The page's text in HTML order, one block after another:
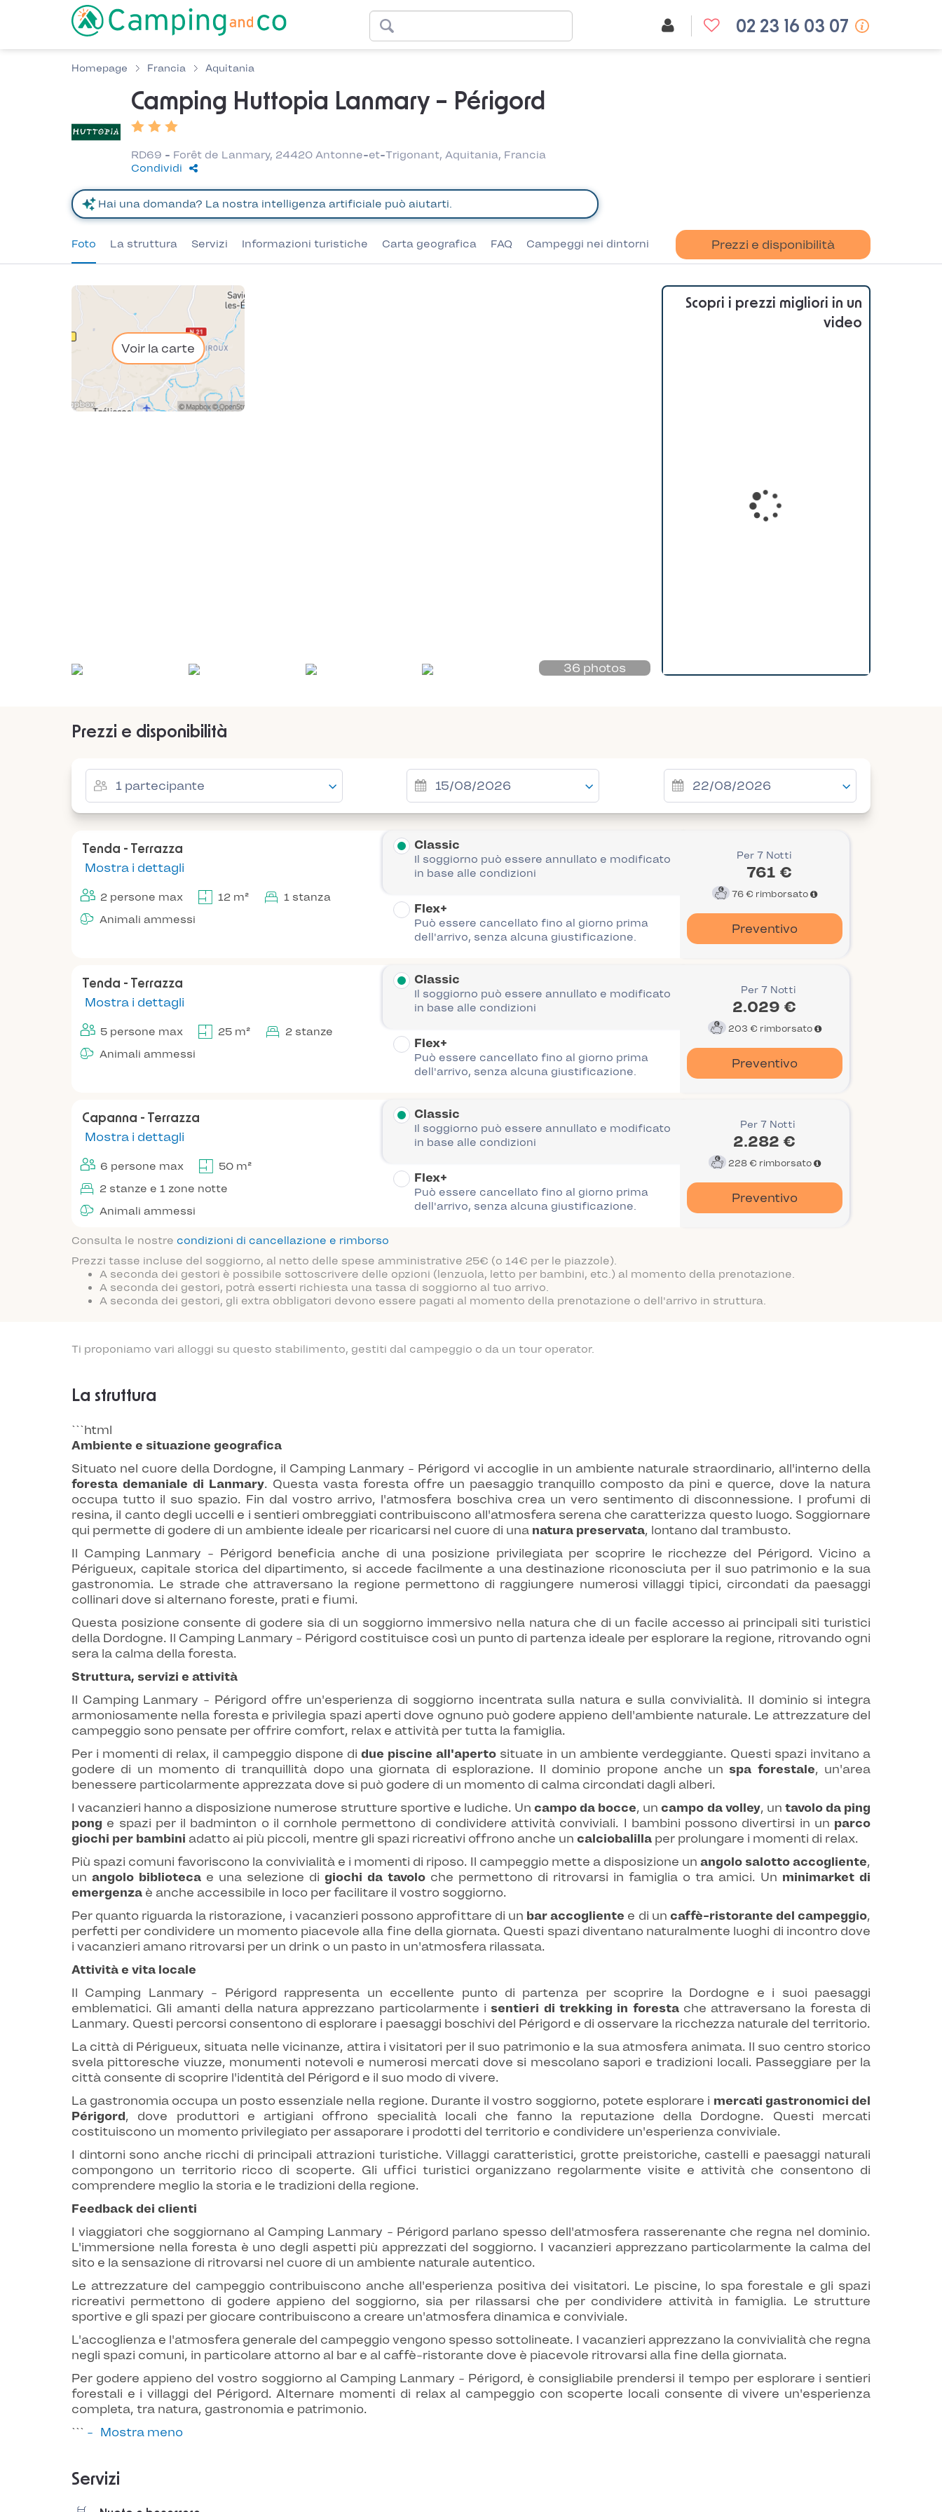
02 23 16 03 07
Homepage Francia Aquitania
Camping Huttopia Lanmary – Périgord
RD69 - Forêt de Lanmary, 24420 Antonne-et-Trigonant, Aquitania, Francia
Condividi
Foto La struttura Servizi Informazioni turistiche Carta geografica FAQ Campeggi nei dintorni Prezzi e disponibilità
Voir la carte
36 photos
Scopri i prezzi migliori in un
video
Prezzi e disponibilità
Tenda - Terrazza
Mostra i dettagli
2 persone max 12 m²
1 stanza
Animali ammessi
Classic
Il soggiorno può essere annullato e modificato
in base alle condizioni
Flex+
Può essere cancellato fino al giorno prima
dell'arrivo, senza alcuna giustificazione.
Per 7 Notti
761 €
76 € rimborsato
Preventivo
Tenda - Terrazza
Mostra i dettagli
5 persone max 25 m²
2 stanze
Animali ammessi
Classic
Il soggiorno può essere annullato e modificato
in base alle condizioni
Flex+
Può essere cancellato fino al giorno prima
dell'arrivo, senza alcuna giustificazione.
Per 7 Notti
2.029 €
203 € rimborsato
Preventivo
Capanna - Terrazza
Mostra i dettagli
6 persone max
50 m²
2 stanze e 1 zone notte
Animali ammessi
Classic
Il soggiorno può essere annullato e modificato
in base alle condizioni
Flex+
Può essere cancellato fino al giorno prima
dell'arrivo, senza alcuna giustificazione.
Per 7 Notti
2.282 €
228 € rimborsato
Preventivo
Consulta le nostre condizioni di cancellazione e rimborso
Prezzi tasse incluse del soggiorno, al netto delle spese amministrative 25€ (o 14€ per le piazzole).
A seconda dei gestori è possibile sottoscrivere delle opzioni (lenzuola, letto per bambini, etc.) al momento della prenotazione.
A seconda dei gestori, potrà esserti richiesta una tassa di soggiorno al tuo arrivo.
A seconda dei gestori, gli extra obbligatori devono essere pagati al momento della prenotazione o dell'arrivo in struttura.
Ti proponiamo vari alloggi su questo stabilimento, gestiti dal campeggio o da un tour operator.
La struttura
```html
Ambiente e situazione geografica
Situato nel cuore della Dordogne, il Camping Lanmary - Périgord vi accoglie in un ambiente naturale straordinario, all'interno della
foresta demaniale di Lanmary. Questa vasta foresta offre un paesaggio tranquillo composto da pini e querce, dove la natura
occupa tutto il suo spazio. Fin dal vostro arrivo, l'atmosfera boschiva crea un vero sentimento di disconnessione. I profumi di
resina, il canto degli uccelli e i sentieri ombreggiati contribuiscono all'atmosfera serena che caratterizza questo luogo. Soggiornare
qui permette di godere di un ambiente ideale per ricaricarsi nel cuore di una natura preservata, lontano dal trambusto.
Il Camping Lanmary - Périgord beneficia anche di una posizione privilegiata per scoprire le ricchezze del Périgord. Vicino a
Périgueux, capitale storica del dipartimento, si accede facilmente a una destinazione riconosciuta per il suo patrimonio e la sua
gastronomia. Le strade che attraversano la regione permettono di raggiungere numerosi villaggi tipici, circondati da paesaggi
collinari dove si alternano foreste, prati e fiumi.
Questa posizione consente di godere sia di un soggiorno immersivo nella natura che di un facile accesso ai principali siti turistici
della Dordogne. Il Camping Lanmary - Périgord costituisce così un punto di partenza ideale per esplorare la regione, ritrovando ogni
sera la calma della foresta.
Struttura, servizi e attività
Il Camping Lanmary - Périgord offre un'esperienza di soggiorno incentrata sulla natura e sulla convivialità. Il dominio si integra
armoniosamente nella foresta e privilegia spazi aperti dove ognuno può godere appieno dell'ambiente naturale. Le attrezzature del
campeggio sono pensate per offrire comfort, relax e attività per tutta la famiglia.
Per i momenti di relax, il campeggio dispone di due piscine all'aperto situate in un ambiente verdeggiante. Questi spazi invitano a
godere di un momento di tranquillità dopo una giornata di esplorazione. Il dominio propone anche un spa forestale, un'area
benessere particolarmente apprezzata dove si può godere di un momento di calma circondati dagli alberi.
I vacanzieri hanno a disposizione numerose strutture sportive e ludiche. Uncampo da bocce, uncampo da volley, un tavolo da ping
pong e spazi per il badminton o il cornhole permettono di condividere attività conviviali. I bambini possono divertirsi in un parco
giochi per bambini adatto ai più piccoli, mentre gli spazi ricreativi offrono anche un calciobalilla per prolungare i momenti di relax.
Più spazi comuni favoriscono la convivialità e i momenti di riposo. Il campeggio mette a disposizione un angolo salotto accogliente,
un angolo biblioteca e una selezione di giochi da tavolo che permettono di ritrovarsi in famiglia o tra amici. Un minimarket di
emergenza è anche accessibile in loco per facilitare il vostro soggiorno.
Per quanto riguarda la ristorazione, i vacanzieri possono approfittare di un bar accogliente e di un caffè-ristorante del campeggio,
perfetti per condividere un momento piacevole alla fine della giornata. Questi spazi diventano naturalmente luoghi di incontro dove
i vacanzieri amano ritrovarsi per un drink o un pasto in un'atmosfera rilassata.
Attività e vita locale
Il Camping Lanmary - Périgord rappresenta un eccellente punto di partenza per scoprire la Dordogne e i suoi paesaggi
emblematici. Gli amanti della natura apprezzano particolarmente i sentieri di trekking in forestache attraversano la foresta di
Lanmary. Questi percorsi consentono di esplorare i paesaggi boschivi del Périgord e di osservare la ricchezza naturale del territorio.
La città di Périgueux, situata nelle vicinanze, attira i visitatori per il suo patrimonio e la sua atmosfera animata. Il suo centro storico
svela pittoresche viuzze, monumenti notevoli e numerosi mercati dove si mescolano sapori e tradizioni locali. Passeggiare per la
città consente di scoprire l'identità del Périgord e il suo modo di vivere.
La gastronomia occupa un posto essenziale nella regione. Durante il vostro soggiorno, potete esplorare i mercati gastronomici del
Périgord, dove produttori e artigiani offrono specialità locali che fanno la reputazione della Dordogne. Questi mercati
costituiscono un momento privilegiato per assaporare i prodotti del territorio e condividere un'esperienza conviviale.
I dintorni sono anche ricchi di principali attrazioni turistiche. Villaggi caratteristici, grotte preistoriche, castelli e paesaggi naturali
compongono un territorio ricco di scoperte. Gli uffici turistici organizzano regolarmente visite e attività che consentono di
comprendere meglio la storia e le tradizioni della regione.
Feedback dei clienti
I viaggiatori che soggiornano al Camping Lanmary - Périgord parlano spesso dell'atmosfera rasserenante che regna nel dominio.
L'immersione nella foresta è uno degli aspetti più apprezzati del soggiorno. I vacanzieri apprezzano particolarmente la calma del
sito e la sensazione di ritrovarsi nel cuore di un ambiente naturale autentico.
Le attrezzature del campeggio contribuiscono anche all'esperienza positiva dei visitatori. Le piscine, lo spa forestale e gli spazi
ricreativi permettono di godere appieno del soggiorno, sia per rilassarsi che per condividere attività in famiglia. Le strutture
sportive e gli spazi per giocare contribuiscono a creare un'atmosfera dinamica e conviviale.
L'accoglienza e l'atmosfera generale del campeggio vengono spesso sottolineate. I vacanzieri apprezzano la convivialità che regna
negli spazi comuni, in particolare attorno al bar e al caffè-ristorante dove è piacevole ritrovarsi alla fine della giornata.
Per godere appieno del vostro soggiorno al Camping Lanmary - Périgord, è consigliabile prendersi il tempo per esplorare i sentieri
forestali e i villaggi del Périgord. Alternare momenti di relax al campeggio con scoperte locali consente di vivere un'esperienza
completa, tra natura, gastronomia e patrimonio.
```
Mostra meno
Servizi